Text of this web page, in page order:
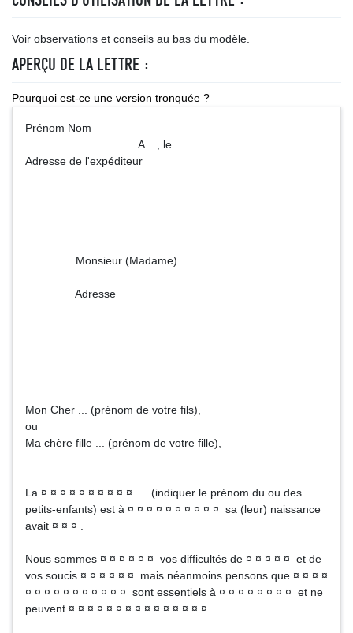
Voir observations et conseils au bas du modèle.
APERÇU DE LA LETTRE :
Pourquoi est-ce une version tronquée ?
Prénom Nom
A ..., le ...
Adresse de l'expéditeur
Monsieur (Madame) ...
Adresse
Mon Cher ... (prénom de votre fils),
ou
Ma chère fille ... (prénom de votre fille),
La ¤ ¤ ¤ ¤ ¤ ¤ ¤ ¤ ¤ ¤ ... (indiquer le prénom du ou des
petits-enfants) est à ¤ ¤ ¤ ¤ ¤ ¤ ¤ ¤ ¤ ¤ sa (leur) naissance
avait ¤ ¤ ¤ .
Nous sommes ¤ ¤ ¤ ¤ ¤ ¤ vos difficultés de ¤ ¤ ¤ ¤ ¤ et de
vos soucis ¤ ¤ ¤ ¤ ¤ ¤ mais néanmoins pensons que ¤ ¤ ¤ ¤
¤ ¤ ¤ ¤ ¤ ¤ ¤ ¤ ¤ ¤ ¤ sont essentiels à ¤ ¤ ¤ ¤ ¤ ¤ ¤ ¤ et ne
peuvent ¤ ¤ ¤ ¤ ¤ ¤ ¤ ¤ ¤ ¤ ¤ ¤ ¤ ¤ ¤ .